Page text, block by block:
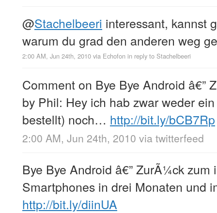
@Stachelbeeri interessant, kannst
warum du grad den anderen weg
2:00 AM, Jun 24th, 2010 via Echofon in reply to Stachelbeeri
Comment on Bye Bye Android â€”
by Phil: Hey ich hab zwar weder
bestellt) noch… http://bit.ly/bCB7Rp
2:00 AM, Jun 24th, 2010 via twitterfeed
Bye Bye Android â€” ZurÃ¼ck zum
Smartphones in drei Monaten und
http://bit.ly/diinUA